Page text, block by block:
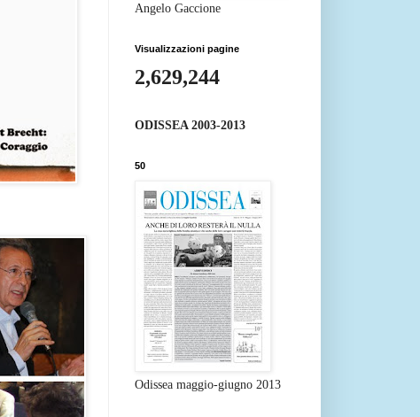
Angelo Gaccione
Visualizzazioni pagine
2,629,244
ODISSEA 2003-2013
50
Odissea maggio-giugno 2013